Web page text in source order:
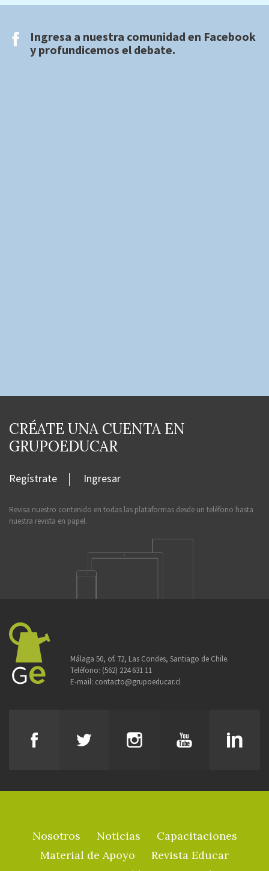
Ingresa a nuestra comunidad en Facebook
y profundicemos el debate.
CRÉATE UNA CUENTA EN
GRUPOEDUCAR
Regístrate Ingresar
Revisa nuestro contenido en todas las plataformas desde un teléfono hasta
nuestra revista en papel.
Málaga 50, of. 72, Las Condes, Santiago de Chile.
Teléfono: (562) 224 631 11
E-mail: contacto@grupoeducar.cl
Nosotros Noticias
Capacitaciones
Material de Apoyo
Revista Educar